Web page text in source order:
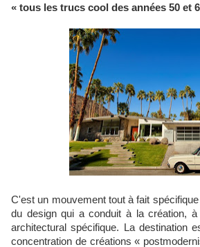
« tous les trucs cool des années 50 et
C'est un mouvement tout à fait
du design qui a conduit à la création,
architectural spécifique. La destination
concentration de créations «